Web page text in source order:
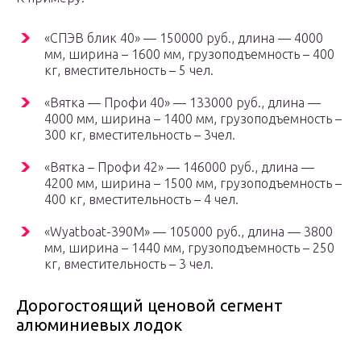
«СПЭВ блик 40» — 150000 руб., длина — 4000
мм, ширина – 1600 мм, грузоподъемность – 400
кг, вместительность – 5 чел.
«Вятка — Профи 40» — 133000 руб., длина —
4000 мм, ширина – 1400 мм, грузоподъемность –
300 кг, вместительность – 3чел.
«Вятка – Профи 42» — 146000 руб., длина —
4200 мм, ширина – 1500 мм, грузоподъемность –
400 кг, вместительность – 4 чел.
«Wyatboat-390M» — 105000 руб., длина — 3800
мм, ширина – 1440 мм, грузоподъемность – 250
кг, вместительность – 3 чел.
Дорогостоящий ценовой сегмент
алюминиевых лодок